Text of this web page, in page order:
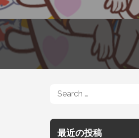
Search
最近の投稿